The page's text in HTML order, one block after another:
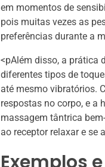
em momentos de
pois muitas vezes as
preferências durante a
<pAlém disso, a prática
diferentes tipos de
até mesmo vibratórios.
respostas no corpo, e a
massagem tântrica
ao receptor relaxar e se